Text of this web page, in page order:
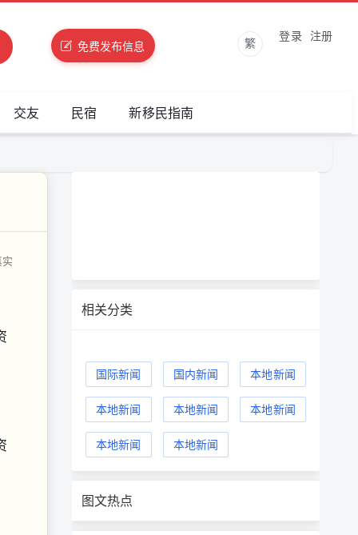
免费发布信息 繁
登录 注册
交友 民宿 新移民指南
相关分类
国际新闻 国内新闻 本地新闻
本地新闻 本地新闻 本地新闻
本地新闻 本地新闻
图文热点